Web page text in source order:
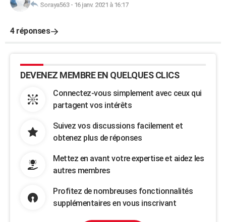
Soraya563- 16 janv. 2021 à 16:17
4 réponses
DEVENEZ MEMBRE EN QUELQUES CLICS
Connectez-vous simplement avec ceux qui
partagent vos intérêts
Suivez vos discussions facilement et
obtenez plus de réponses
Mettez en avant votre expertise et aidez les
autres membres
Profitez de nombreuses fonctionnalités
supplémentaires en vous inscrivant